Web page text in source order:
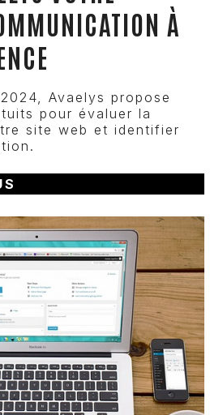
À
Avaelys propose
pour évaluer la
site web et identifier